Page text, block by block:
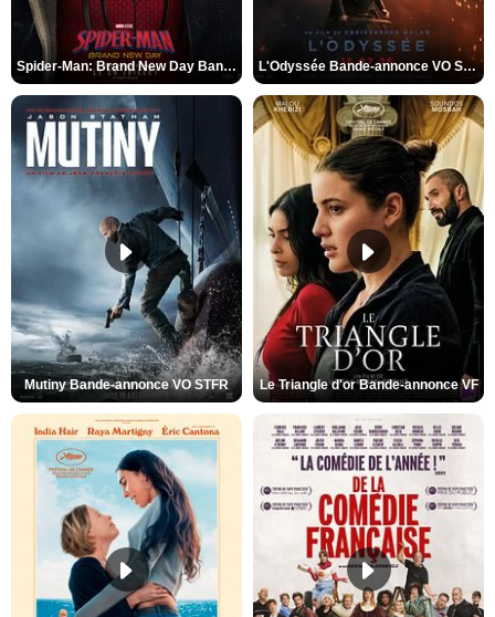
Spider-Man: Brand New Day Bande-annonce VO STFR L'Odyssée Bande-annonce VO STFR
Mutiny Bande-annonce VO STFR Le Triangle d'or Bande-annonce VF